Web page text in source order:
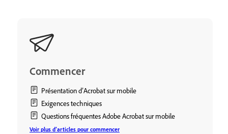
Commencer
Présentation d’Acrobat sur mobile
Exigences techniques
Questions fréquentes Adobe Acrobat sur mobile
Voir plus d’articles pour commencer